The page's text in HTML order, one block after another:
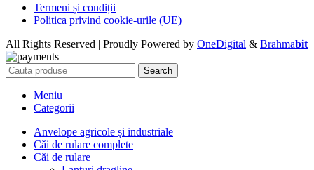
Termeni și condiții
Politica privind cookie-urile (UE)
All Rights Reserved | Proudly Powered by OneDigital & Brahmabit
Search
Meniu
Categorii
Anvelope agricole și industriale
Căi de rulare complete
Căi de rulare